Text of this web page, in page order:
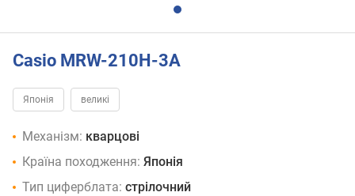
Casio MRW-210H-3A
Японія великі
Механізм: кварцові
Країна походження: Японія
Тип циферблата: стрілочний